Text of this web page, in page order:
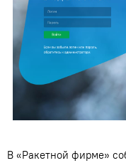
В «Ракетной фирме»